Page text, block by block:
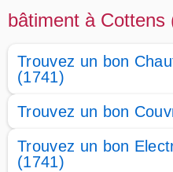
bâtiment à Cottens
Trouvez un bon
(1741)
Trouvez un bon
Trouvez un bon
(1741)